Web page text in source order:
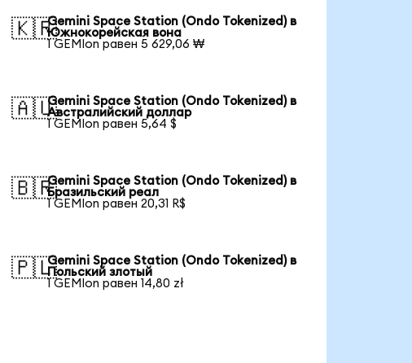
🇰🇷Gemini Space Station (Ondo Tokenized) в
Южнокорейская вона
1 GEMIon равен 5 629,06 ₩
🇦🇺Gemini Space Station (Ondo Tokenized) в
Австралийский доллар
1 GEMIon равен 5,64 $
🇧🇷Gemini Space Station (Ondo Tokenized) в
Бразильский реал
1 GEMIon равен 20,31 R$
🇵🇱Gemini Space Station (Ondo Tokenized) в
Польский злотый
1 GEMIon равен 14,80 zł